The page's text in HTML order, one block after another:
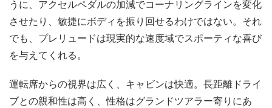
うに、アクセルペダルの加減でコーナリングラインを変化
させたり、敏捷にボディを振り回せるわけではない。それ
でも、プレリュードは現実的な速度域でスポーティな喜び
を与えてくれる。
運転席からの視界は広く、キャビンは快適。長距離ドライ
ブとの親和性は高く、性格はグランドツアラー寄りにあ